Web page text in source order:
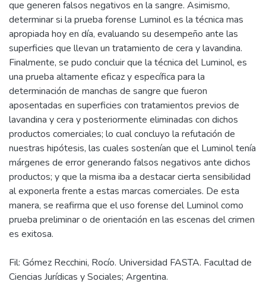
que generen falsos negativos en la sangre. Asimismo,
determinar si la prueba forense Luminol es la técnica mas
apropiada hoy en día, evaluando su desempeño ante las
superficies que llevan un tratamiento de cera y lavandina.
Finalmente, se pudo concluir que la técnica del Luminol, es
una prueba altamente eficaz y específica para la
determinación de manchas de sangre que fueron
aposentadas en superficies con tratamientos previos de
lavandina y cera y posteriormente eliminadas con dichos
productos comerciales; lo cual concluyo la refutación de
nuestras hipótesis, las cuales sostenían que el Luminol tenía
márgenes de error generando falsos negativos ante dichos
productos; y que la misma iba a destacar cierta sensibilidad
al exponerla frente a estas marcas comerciales. De esta
manera, se reafirma que el uso forense del Luminol como
prueba preliminar o de orientación en las escenas del crimen
Fil: Gómez Recchini, Rocío. Universidad FASTA. Facultad de
Ciencias Jurídicas y Sociales; Argentina.